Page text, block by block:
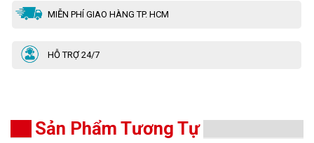
MIỄN PHÍ GIAO HÀNG TP. HCM
HỖ TRỢ 24/7
Sản Phẩm Tương Tự